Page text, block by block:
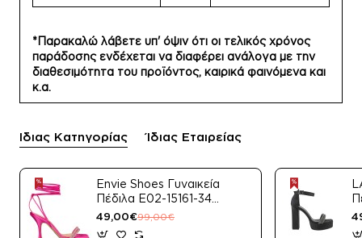
*Παρακαλώ λάβετε υπ' όψιν ότι οι τελικός χρόνος
παράδοσης ενδέχεται να διαφέρει ανάλογα με την
διαθεσιμότητα του προϊόντος, καιρικά φαινόμενα και
κ.α.
Ίδιας Κατηγορίας Ίδιας Εταιρείας
Envie Shoes Γυναικεία
Πέδιλα E02-15161-34
Μαύρο Satin
49,00€99,00€